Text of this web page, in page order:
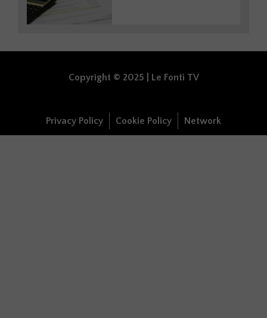
Copyright © 2025 | Le Fonti TV
Privacy Policy Cookie Policy Network